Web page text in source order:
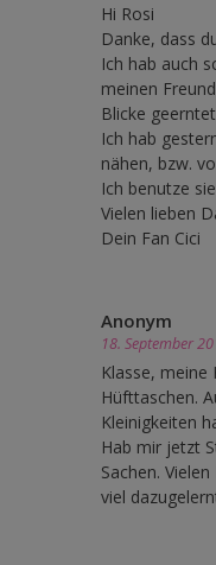
Hi Rosi
Danke, dass
Ich hab auch
meinen
Blicke
Ich hab
nähen, bzw.
Ich benutze
Vielen lieben
Dein Fan Cici
Anonym
18. September
Klasse, meine
Hüfttaschen.
Kleinigkeiten
Hab mir jetzt
Sachen.
viel